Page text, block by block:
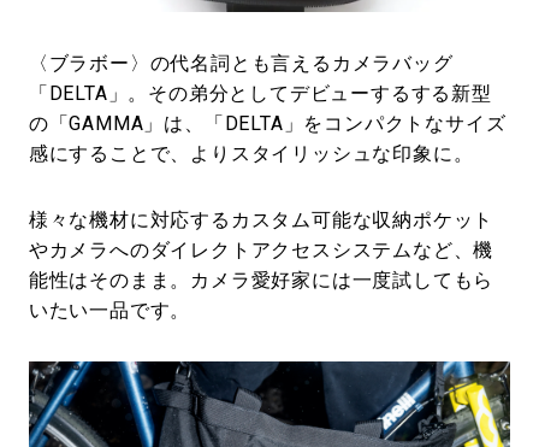
〈ブラボー〉の代名詞とも言えるカメラバッグ
「DELTA」。その弟分としてデビューするする新型
の「GAMMA」は、「DELTA」をコンパクトなサイズ
感にすることで、よりスタイリッシュな印象に。
様々な機材に対応するカスタム可能な収納ポケット
やカメラへのダイレクトアクセスシステムなど、機
能性はそのまま。カメラ愛好家には一度試してもら
いたい一品です。